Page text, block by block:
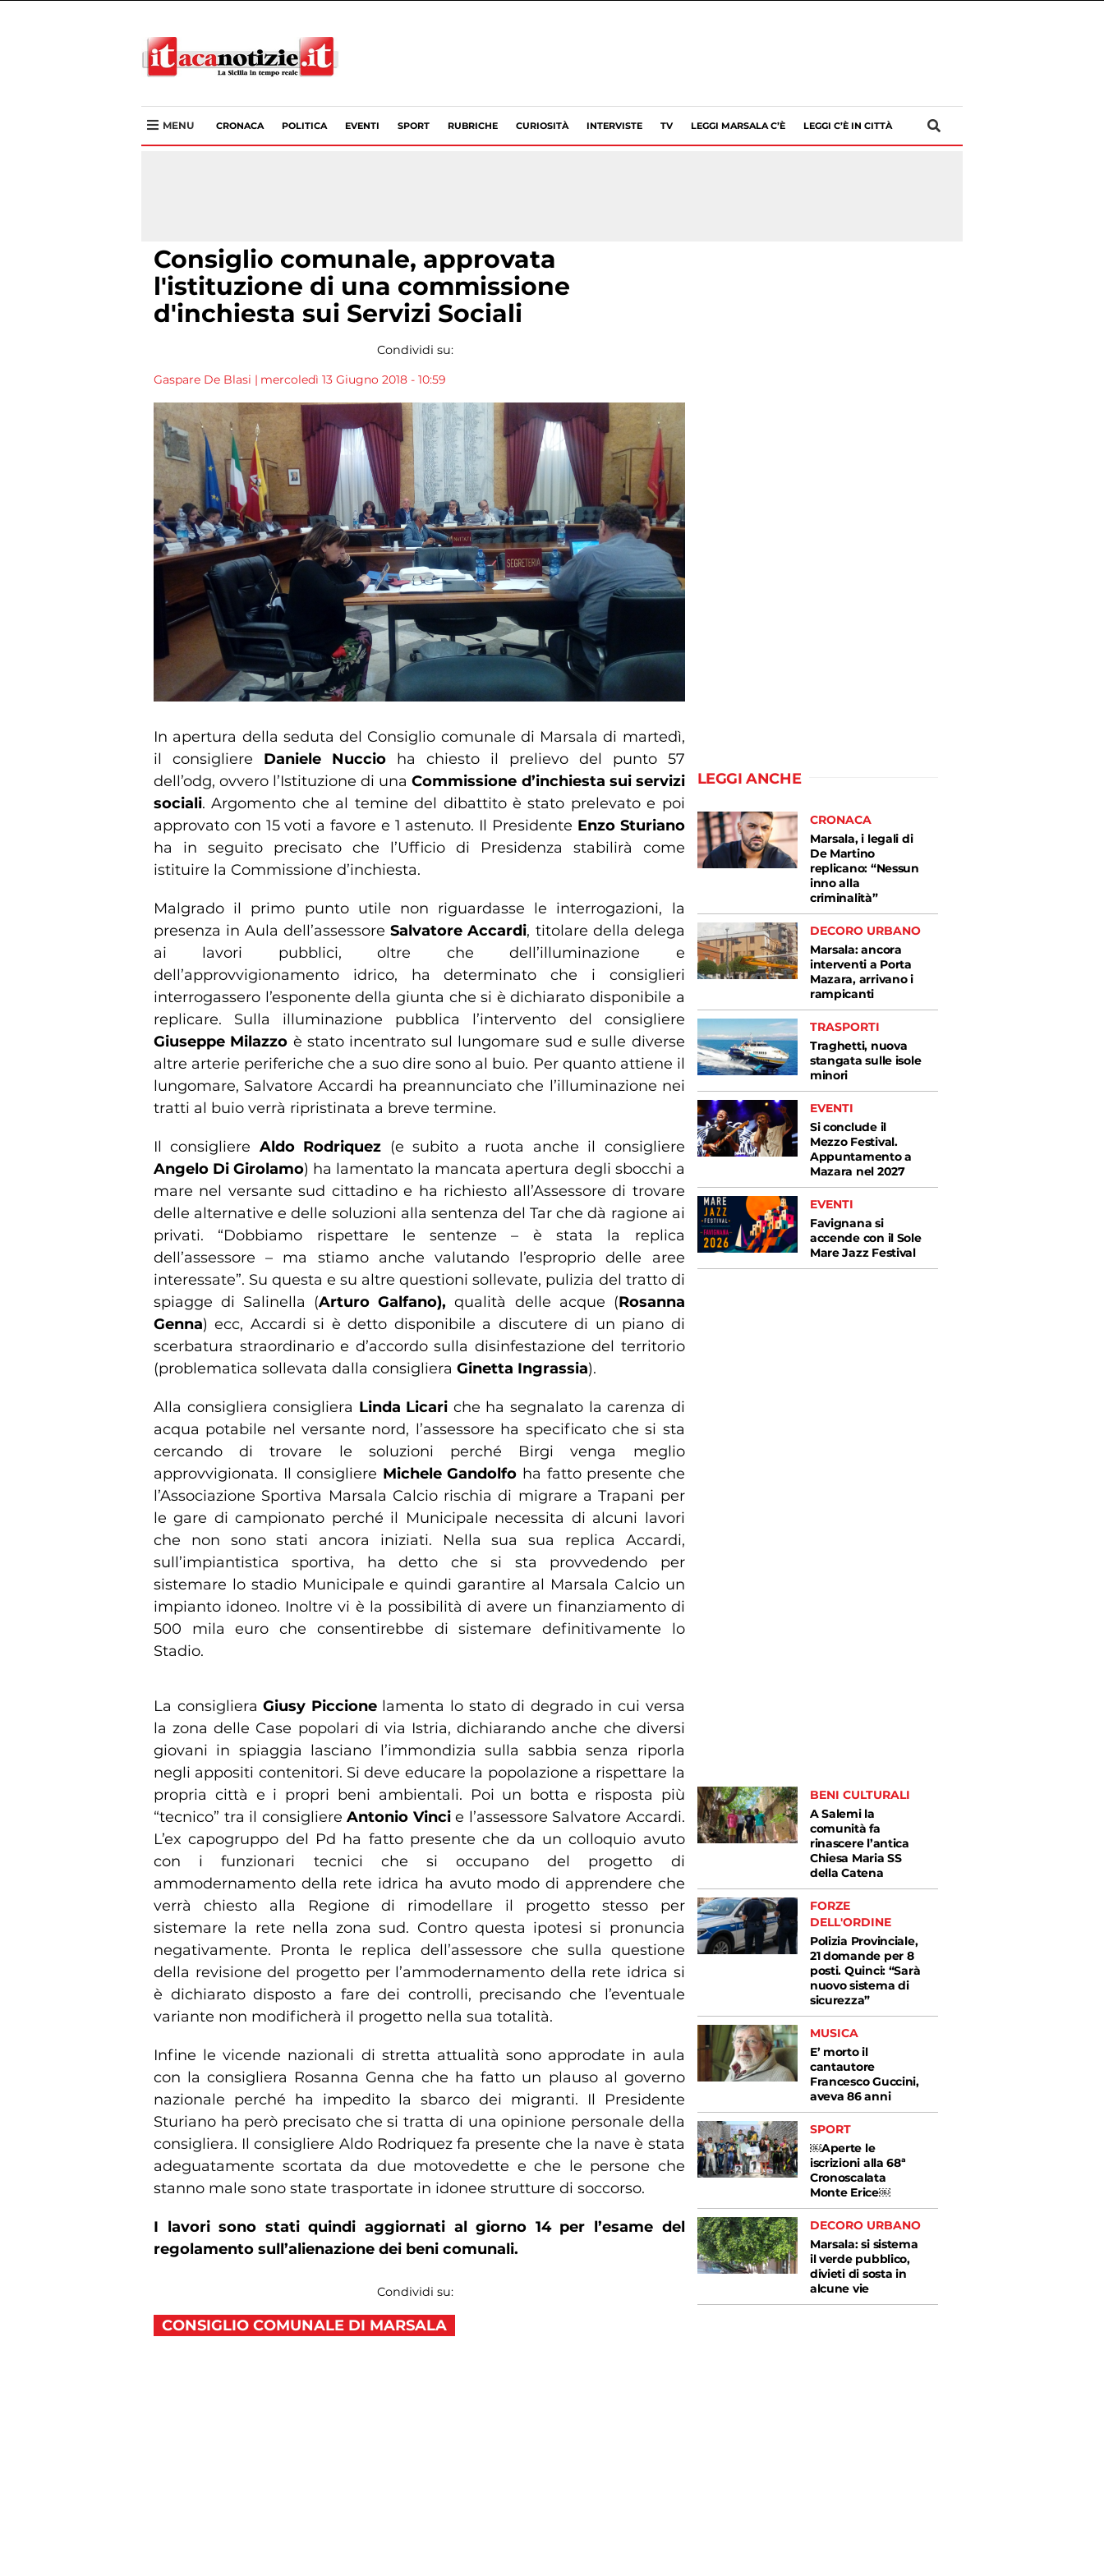
MENU CRONACA POLITICA EVENTI SPORT RUBRICHE CURIOSITÀ INTERVISTE TV LEGGI MARSALA C’È LEGGI C’È IN CITTÀ
Consiglio comunale, approvata
l'istituzione di una commissione
d'inchiesta sui Servizi Sociali
Condividi su:
Gaspare De Blasi | mercoledì 13 Giugno 2018 - 10:59
In apertura della seduta del Consiglio comunale di Marsala di martedì,
il consigliere Daniele Nuccioha chiesto il prelievo del punto 57
dell’odg, ovvero l’Istituzione di unaCommissione d’inchiesta sui servizi
sociali. Argomento che al temine del dibattito è stato prelevato e poi
approvato con 15 voti a favore e 1 astenuto. Il Presidente Enzo Sturiano
ha in seguito precisato che l’Ufficio di Presidenza stabilirà come
istituire la Commissione d’inchiesta.
Malgrado il primo punto utile non riguardasse le interrogazioni, la
presenza in Aula dell’assessoreSalvatore Accardi, titolare della delega
ai lavori pubblici, oltre che dell’illuminazione e
dell’approvvigionamento idrico, ha determinato che i consiglieri
interrogassero l’esponente della giunta che si è dichiarato disponibile a
replicare. Sulla illuminazione pubblica l’intervento del consigliere
Giuseppe Milazzo è stato incentrato sul lungomare sud e sulle diverse
altre arterie periferiche che a suo dire sono al buio. Per quanto attiene il
lungomare, Salvatore Accardi ha preannunciato che l’illuminazione nei
tratti al buio verrà ripristinata a breve termine.
Il consigliere Aldo Rodriquez (e subito a ruota anche il consigliere
Angelo Di Girolamo) ha lamentato la mancata apertura degli sbocchi a
mare nel versante sud cittadino e ha richiesto all’Assessore di trovare
delle alternative e delle soluzioni alla sentenza del Tar che dà ragione ai
privati. “Dobbiamo rispettare le sentenze – è stata la replica
dell’assessore – ma stiamo anche valutando l’esproprio delle aree
interessate”. Su questa e su altre questioni sollevate, pulizia del tratto di
spiagge di Salinella (Arturo Galfano), qualità delle acque (Rosanna
Genna) ecc, Accardi si è detto disponibile a discutere di un piano di
scerbatura straordinario e d’accordo sulla disinfestazione del territorio
(problematica sollevata dalla consigliera Ginetta Ingrassia).
Alla consigliera consigliera Linda Licari che ha segnalato la carenza di
acqua potabile nel versante nord, l’assessore ha specificato che si sta
cercando di trovare le soluzioni perché Birgi venga meglio
approvvigionata. Il consigliere Michele Gandolfo ha fatto presente che
l’Associazione Sportiva Marsala Calcio rischia di migrare a Trapani per
le gare di campionato perché il Municipale necessita di alcuni lavori
che non sono stati ancora iniziati. Nella sua sua replica Accardi,
sull’impiantistica sportiva, ha detto che si sta provvedendo per
sistemare lo stadio Municipale e quindi garantire al Marsala Calcio un
impianto idoneo. Inoltre vi è la possibilità di avere un finanziamento di
500 mila euro che consentirebbe di sistemare definitivamente lo
Stadio.
La consiglieraGiusy Piccionelamenta lo stato di degrado in cui versa
la zona delle Case popolari di via Istria, dichiarando anche che diversi
giovani in spiaggia lasciano l’immondizia sulla sabbia senza riporla
negli appositi contenitori. Si deve educare la popolazione a rispettare la
propria città e i propri beni ambientali. Poi un botta e risposta più
“tecnico” tra il consigliereAntonio Vincie l’assessore Salvatore Accardi.
L’ex capogruppo del Pd ha fatto presente che da un colloquio avuto
con i funzionari tecnici che si occupano del progetto di
ammodernamento della rete idrica ha avuto modo di apprendere che
verrà chiesto alla Regione di rimodellare il progetto stesso per
sistemare la rete nella zona sud. Contro questa ipotesi si pronuncia
negativamente. Pronta le replica dell’assessore che sulla questione
della revisione del progetto per l’ammodernamento della rete idrica si
è dichiarato disposto a fare dei controlli, precisando che l’eventuale
variante non modificherà il progetto nella sua totalità.
Infine le vicende nazionali di stretta attualità sono approdate in aula
con la consigliera Rosanna Genna che ha fatto un plauso al governo
nazionale perché ha impedito la sbarco dei migranti. Il Presidente
Sturiano ha però precisato che si tratta di una opinione personale della
consigliera. Il consigliere Aldo Rodriquez fa presente che la nave è stata
adeguatamente scortata da due motovedette e che le persone che
stanno male sono state trasportate in idonee strutture di soccorso.
I lavori sono stati quindi aggiornati al giorno 14 per l’esame del
regolamento sull’alienazione dei beni comunali.
Condividi su:
CONSIGLIO COMUNALE DI MARSALA
LEGGI ANCHE
CRONACA
Marsala, i legali di
De Martino
replicano: “Nessun
inno alla
criminalità”
DECORO URBANO
Marsala: ancora
interventi a Porta
Mazara, arrivano i
rampicanti
TRASPORTI
Traghetti, nuova
stangata sulle isole
minori
EVENTI
Si conclude il
Mezzo Festival.
Appuntamento a
Mazara nel 2027
EVENTI
Favignana si
accende con il Sole
Mare Jazz Festival
BENI CULTURALI
A Salemi la
comunità fa
rinascere l’antica
Chiesa Maria SS
della Catena
FORZE
DELL'ORDINE
Polizia Provinciale,
21 domande per 8
posti. Quinci: “Sarà
nuovo sistema di
sicurezza”
MUSICA
E’ morto il
cantautore
Francesco Guccini,
aveva 86 anni
SPORT
￼Aperte le
iscrizioni alla 68ª
Cronoscalata
Monte Erice￼
DECORO URBANO
Marsala: si sistema
il verde pubblico,
divieti di sosta in
alcune vie